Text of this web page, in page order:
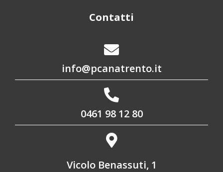
Contatti
info@pcanatrento.it
0461 98 12 80
Vicolo Benassuti, 1